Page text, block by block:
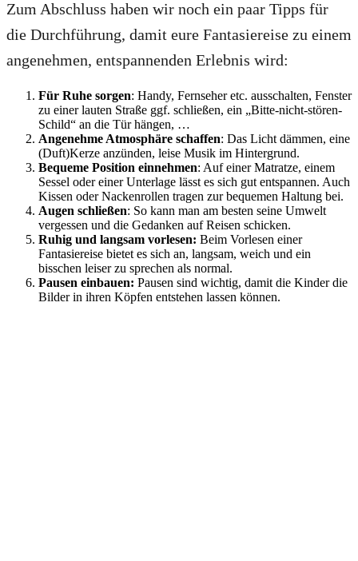
Zum Abschluss haben wir noch ein paar Tipps für
die Durchführung, damit eure Fantasiereise zu einem
angenehmen, entspannenden Erlebnis wird:
Für Ruhe sorgen: Handy, Fernseher etc. ausschalten, Fenster
zu einer lauten Straße ggf. schließen, ein „Bitte-nicht-stören-
Schild“ an die Tür hängen, …
Angenehme Atmosphäre schaffen: Das Licht dämmen, eine
(Duft)Kerze anzünden, leise Musik im Hintergrund.
Bequeme Position einnehmen: Auf einer Matratze, einem
Sessel oder einer Unterlage lässt es sich gut entspannen. Auch
Kissen oder Nackenrollen tragen zur bequemen Haltung bei.
Augen schließen: So kann man am besten seine Umwelt
vergessen und die Gedanken auf Reisen schicken.
Ruhig und langsam vorlesen: Beim Vorlesen einer
Fantasiereise bietet es sich an, langsam, weich und ein
bisschen leiser zu sprechen als normal.
Pausen einbauen: Pausen sind wichtig, damit die Kinder die
Bilder in ihren Köpfen entstehen lassen können.